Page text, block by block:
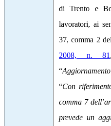
di Trento e
lavoratori, ai
37, comma 2 del
2008, n. 81
“Aggiornamento
“Con
comma 7
prevede un